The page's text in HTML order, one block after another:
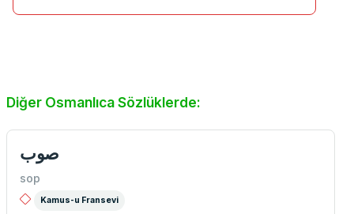
Diğer Osmanlıca Sözlüklerde:
صوب
sop
Kamus-u Fransevi